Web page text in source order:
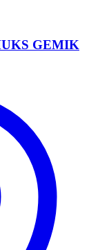
GEMIK